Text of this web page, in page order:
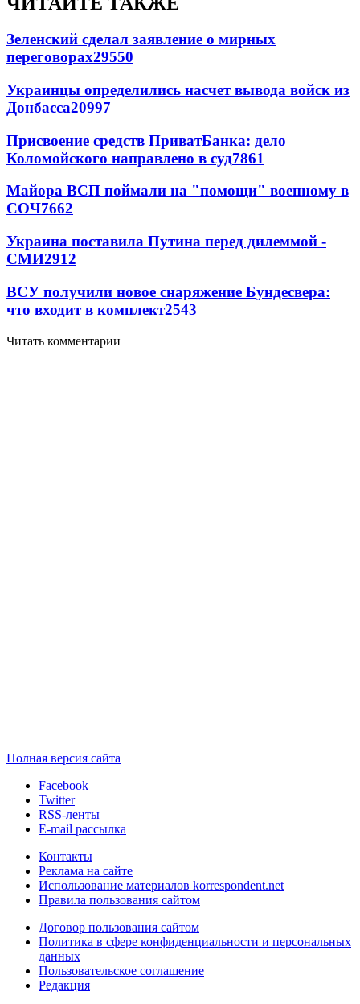
Зеленский сделал заявление о мирных
переговорах29550
Украинцы определились насчет вывода войск из
Донбасса20997
Присвоение средств ПриватБанка: дело
Коломойского направлено в суд7861
Майора ВСП поймали на "помощи" военному в
СОЧ7662
Украина поставила Путина перед дилеммой -
СМИ2912
ВСУ получили новое снаряжение Бундесвера:
что входит в комплект2543
Читать комментарии
Полная версия сайта
Facebook
Twitter
RSS-ленты
E-mail рассылка
Контакты
Реклама на сайте
Использование материалов korrespondent.net
Правила пользования сайтом
Договор пользования сайтом
Политика в сфере конфиденциальности и персональных
данных
Пользовательское соглашение
Редакция